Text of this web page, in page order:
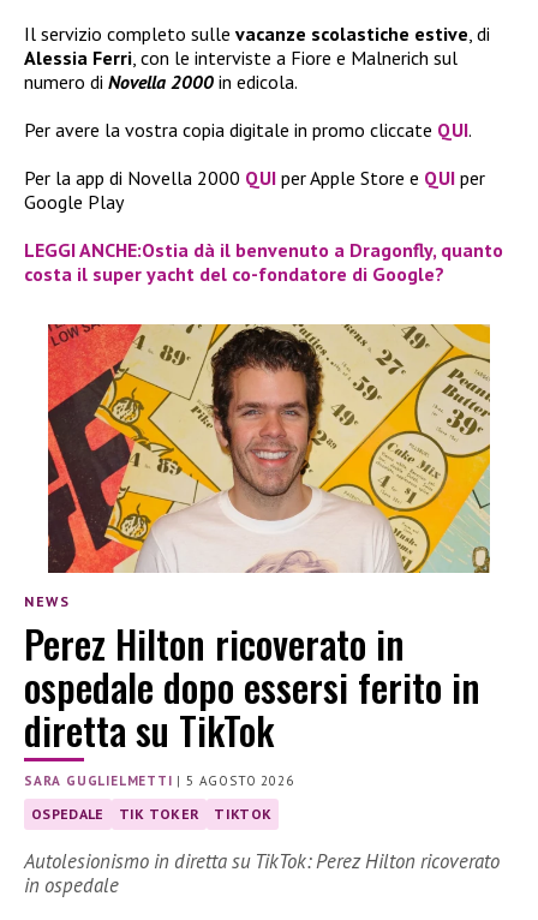
Il servizio completo sulle vacanze scolastiche estive, di
Alessia Ferri, con le interviste a Fiore e Malnerich sul
numero di Novella 2000 in edicola.
Per avere la vostra copia digitale in promo cliccate QUI.
Per la app di Novella 2000 QUI per Apple Store e QUI per
Google Play
LEGGI ANCHE:Ostia dà il benvenuto a Dragonfly, quanto
costa il super yacht del co-fondatore di Google?
NEWS
Perez Hilton ricoverato in
ospedale dopo essersi ferito in
diretta su TikTok
SARA GUGLIELMETTI | 5 AGOSTO 2026
OSPEDALE TIK TOKER TIKTOK
Autolesionismo in diretta su TikTok: Perez Hilton ricoverato
in ospedale